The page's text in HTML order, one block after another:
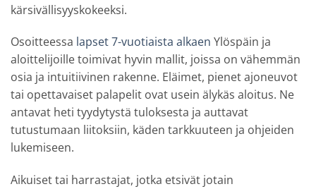
kärsivällisyyskokeeksi.
Osoitteessa lapset 7-vuotiaista alkaen Ylöspäin ja
aloittelijoille toimivat hyvin mallit, joissa on vähemmän
osia ja intuitiivinen rakenne. Eläimet, pienet ajoneuvot
tai opettavaiset palapelit ovat usein älykäs aloitus. Ne
antavat heti tyydytystä tuloksesta ja auttavat
tutustumaan liitoksiin, käden tarkkuuteen ja ohjeiden
lukemiseen.
Aikuiset tai harrastajat, jotka etsivät jotain